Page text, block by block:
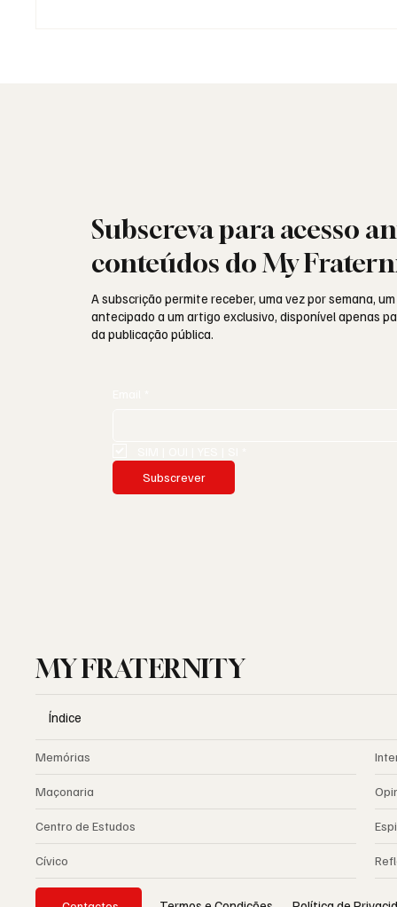
Subscreva para acesso
conteúdos do My
A subscrição permite receber, uma vez por semana,
antecipado a um artigo exclusivo, disponível apenas
da publicação pública.
Subscrever
MY FRATERNITY
Índice
Memórias
Maçonaria
Centro de Estudos
Cívico